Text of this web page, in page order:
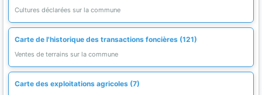
Cultures déclarées sur la commune
Carte de l'historique des transactions foncières (121)
Ventes de terrains sur la commune
Carte des exploitations agricoles (7)